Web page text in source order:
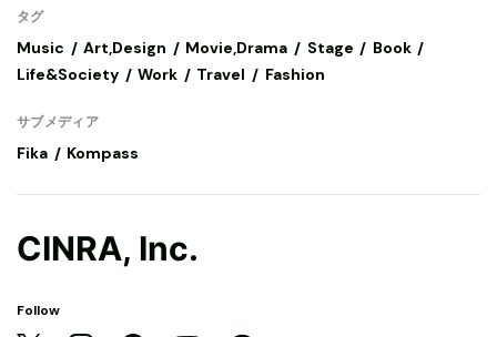
タグ
Music Art,Design Movie,Drama Stage
Book
Life&Society
Work Travel Fashion
サブメディア
Fika Kompass
CINRA, Inc.
Follow